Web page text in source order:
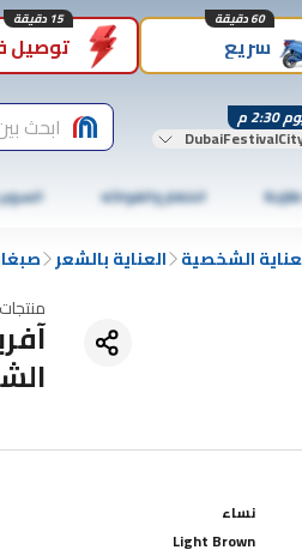
سريع
60 دقيقة
توصيل
15 دقيقة
2:30 م ابحث
الخضار والفواكه
الشخصية العناية بالشعر
نساء
Light Brown